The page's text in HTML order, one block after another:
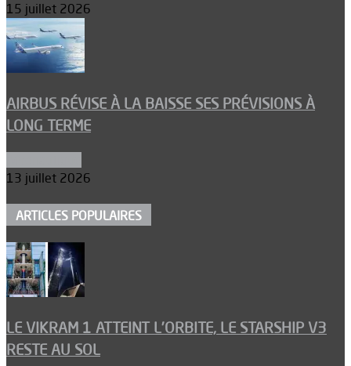
15 juillet 2026
AIRBUS RÉVISE À LA BAISSE SES PRÉVISIONS À
LONG TERME
13 juillet 2026
ARTICLES POPULAIRES
LE VIKRAM 1 ATTEINT L’ORBITE, LE STARSHIP V3
RESTE AU SOL